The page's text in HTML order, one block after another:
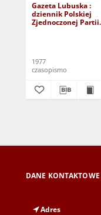
Gazeta Lubuska :
dziennik Polskiej
Zjednoczonej Partii
1977
czasopismo
DANE KONTAKTOWE
Adres